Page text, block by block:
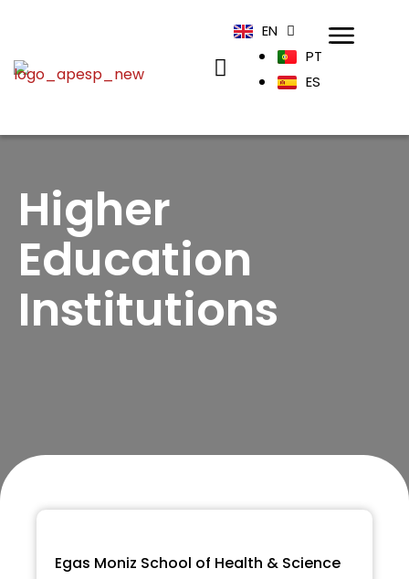
EN
PT
ES
Higher
Education
Institutions
Egas Moniz School of Health & Science